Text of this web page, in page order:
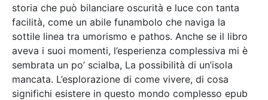
storia che può bilanciare oscurità e luce con tanta
facilità, come un abile funambolo che naviga la
sottile linea tra umorismo e pathos. Anche se il libro
aveva i suoi momenti, l’esperienza complessiva mi è
sembrata un po’ scialba, La possibilità di un’isola
mancata. L’esplorazione di come vivere, di cosa
significhi esistere in questo mondo complesso epub